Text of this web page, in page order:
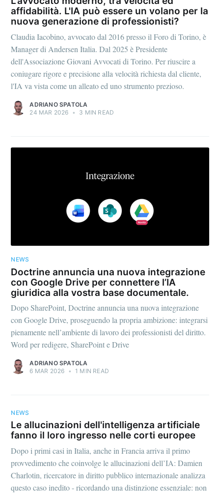
affidabilità. L'IA può essere un volano per la
nuova generazione di professionisti?
Claudia Iacobino, avvocato dal 2016 presso il Foro di Torino, è
Manager di Andersen Italia. Dal 2025 è Presidente
dell'Associazione Giovani Avvocati di Torino. Per riuscire a
coniugare rigore e precisione alla velocità richiesta dal cliente,
l'IA va vista come un alleato ed uno strumento prezioso.
ADRIANO SPATOLA
24 MAR 2026 • 3 MIN READ
NEWS
Doctrine annuncia una nuova integrazione
con Google Drive per connettere l’IA
giuridica alla vostra base documentale.
Dopo SharePoint, Doctrine annuncia una nuova integrazione
con Google Drive, proseguendo la propria ambizione: integrarsi
pienamente nell’ambiente di lavoro dei professionisti del diritto.
Word per redigere, SharePoint e Drive
ADRIANO SPATOLA
6 MAR 2026 • 1 MIN READ
NEWS
Le allucinazioni dell'intelligenza artificiale
fanno il loro ingresso nelle corti europee
Dopo i primi casi in Italia, anche in Francia arriva il primo
provvedimento che coinvolge le allucinazioni dell’IA: Damien
Charlotin, ricercatore in diritto pubblico internazionale analizza
questo caso inedito - ricordando una distinzione essenziale: non